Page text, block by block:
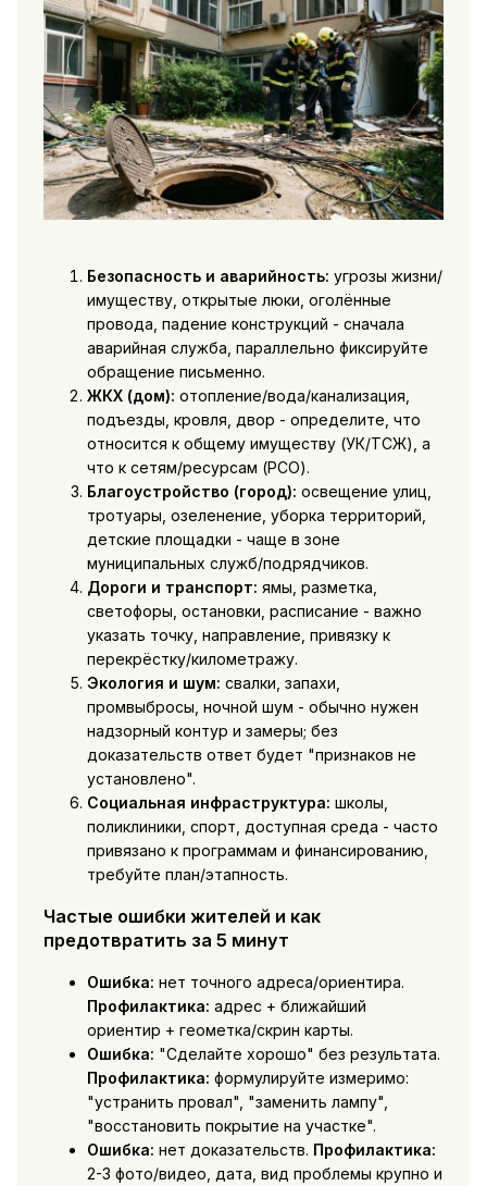
Безопасность и аварийность: угрозы жизни/
имуществу, открытые люки, оголённые
провода, падение конструкций - сначала
аварийная служба, параллельно фиксируйте
обращение письменно.
ЖКХ (дом): отопление/вода/канализация,
подъезды, кровля, двор - определите, что
относится к общему имуществу (УК/ТСЖ), а
что к сетям/ресурсам (РСО).
Благоустройство (город): освещение улиц,
тротуары, озеленение, уборка территорий,
детские площадки - чаще в зоне
муниципальных служб/подрядчиков.
Дороги и транспорт: ямы, разметка,
светофоры, остановки, расписание - важно
указать точку, направление, привязку к
перекрёстку/километражу.
Экология и шум: свалки, запахи,
промвыбросы, ночной шум - обычно нужен
надзорный контур и замеры; без
доказательств ответ будет "признаков не
установлено".
Социальная инфраструктура: школы,
поликлиники, спорт, доступная среда - часто
привязано к программам и финансированию,
требуйте план/этапность.
Частые ошибки жителей и как
предотвратить за 5 минут
Ошибка: нет точного адреса/ориентира.
Профилактика: адрес + ближайший
ориентир + геометка/скрин карты.
Ошибка: "Сделайте хорошо" без результата.
Профилактика: формулируйте измеримо:
"устранить провал", "заменить лампу",
"восстановить покрытие на участке".
Ошибка: нет доказательств. Профилактика:
2-3 фото/видео, дата, вид проблемы крупно и